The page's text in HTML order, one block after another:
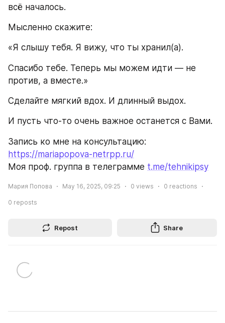
всё началось.
Мысленно скажите:
«Я слышу тебя. Я вижу, что ты хранил(а).
Спасибо тебе. Теперь мы можем идти — не
против, а вместе.»
Сделайте мягкий вдох. И длинный выдох.
И пусть что-то очень важное останется с Вами.
https://mariapopova-netrpp.ru/
Моя проф. группа в телеграмме t.me/tehnikipsy
Мария Попова May 16, 2025, 09:25 0 views 0 reactions
0 reposts
Repost Share